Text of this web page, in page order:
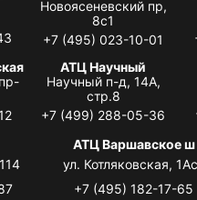
Новоясеневский пр,
8с1
+7 (495) 023-10-01
АТЦ Научный
Научный п-д, 14А,
стр.8
+7 (499) 288-05-36
АТЦ Варшавское ш
ул. Котляковская,
+7 (495) 182-17-65